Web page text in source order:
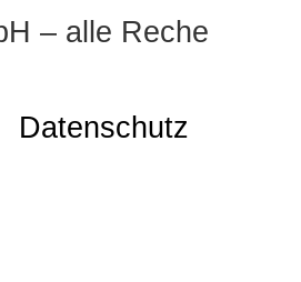
– alle Reche
Datenschutz